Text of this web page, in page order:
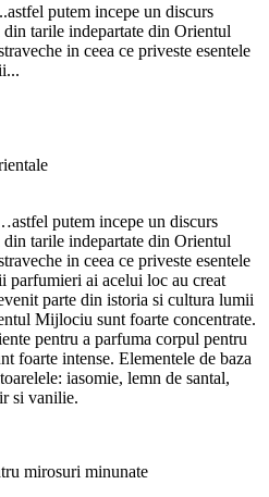
putem incepe un discurs
tarile indepartate din Orientul
in ceea ce priveste esentele
putem incepe un discurs
tarile indepartate din Orientul
in ceea ce priveste esentele
parfumieri ai acelui loc au creat
parte din istoria si cultura lumii
Mijlociu sunt foarte concentrate.
pentru a parfuma corpul pentru
foarte intense. Elementele de baza
iasomie, lemn de santal,
si vanilie.
mirosuri minunate